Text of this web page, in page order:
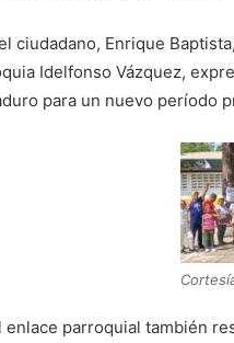
ciudadano, Enrique
Idelfonso Vázquez,
para un nuevo período
enlace parroquial también